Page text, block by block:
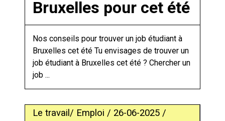
Bruxelles pour cet été
Nos conseils pour trouver un job étudiant à
Bruxelles cet été Tu envisages de trouver un
job étudiant à Bruxelles cet été ? Chercher un
job ...
Le travail/ Emploi / 26-06-2025 /